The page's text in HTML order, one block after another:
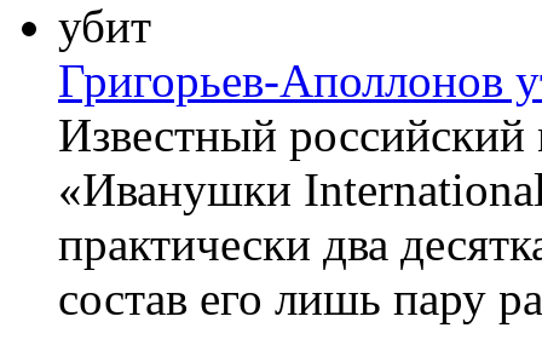
Григорьев-Аполлонов
Известный
«Иванушки
практически два
состав его лишь пару